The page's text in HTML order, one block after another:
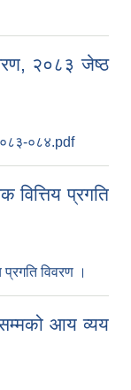
२०८३ जेष्ठ
०८४.pdf
प्रगति
विवरण ।
आय व्यय